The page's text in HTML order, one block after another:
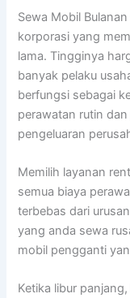
Sewa Mobil
korporasi yang
lama. Tingginya
banyak pelaku
berfungsi sebagai
perawatan rutin
pengeluaran
Memilih layanan
semua biaya
terbebas dari
yang anda sewa
mobil pengganti
Ketika libur